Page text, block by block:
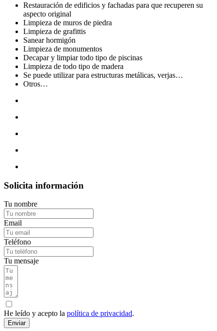
Restauración de edificios y fachadas para que recuperen su
aspecto original
Limpieza de muros de piedra
Limpieza de grafittis
Sanear hormigón
Limpieza de monumentos
Decapar y limpiar todo tipo de piscinas
Limpieza de todo tipo de madera
Se puede utilizar para estructuras metálicas, verjas…
Otros…
Solicita información
Tu nombre
Email
Teléfono
Tu mensaje
He leído y acepto la política de privacidad.
Enviar